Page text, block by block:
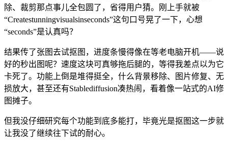
除、裁剪那点事儿全包圆了，省得用户猜。刚上手就被
“Createstunningvisualsinseconds”这句口号晃了一下，心想
“seconds”是认真吗？
结果传了张图去试抠图，进度条慢得像在等老电脑开机——说
好的秒出图呢？速度这块可真够拖后腿的，等得我差点以为它
卡死了。功能上倒是堆得挺全，什么背景移除、图片修复、无
损放大，甚至还有Stablediffusion凑热闹，看着像一站式的AI修
图摊子。
但我没仔细研究每个功能到底多能打，毕竟光是抠图这一步就
让我没了继续往下试的耐心。